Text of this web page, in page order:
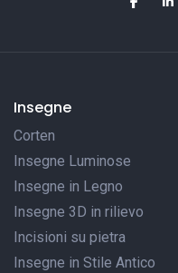
Insegne
Corten
Insegne Luminose
Insegne in Legno
Insegne 3D in rilievo
Incisioni su pietra
Insegne in Stile Antico